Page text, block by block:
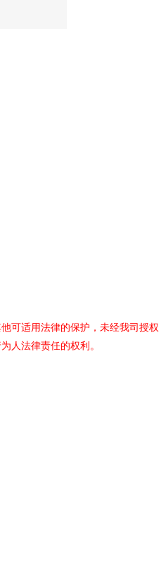
可适用法律的保护，未经我司授
人法律责任的权利。